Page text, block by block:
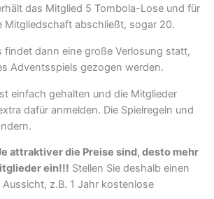
das Mitglied 5 Tombola-Lose und für
Mitgliedschaft abschließt, sogar 20.
findet dann eine große Verlosung statt,
Adventsspiels gezogen werden.
einfach gehalten und die Mitglieder
dafür anmelden. Die Spielregeln und
attraktiver die Preise sind, desto mehr
ein!!! Stellen Sie deshalb einen
z.B. 1 Jahr kostenlose